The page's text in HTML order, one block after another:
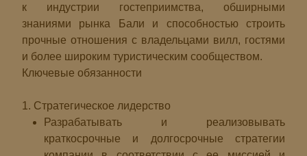
к индустрии гостеприимства, обширными
знаниями рынка Бали и способностью строить
прочные отношения с владельцами вилл, гостями
и более широким туристическим сообществом.
Ключевые обязанности
1. Стратегическое лидерство
Разрабатывать и реализовывать
краткосрочные и долгосрочные стратегии